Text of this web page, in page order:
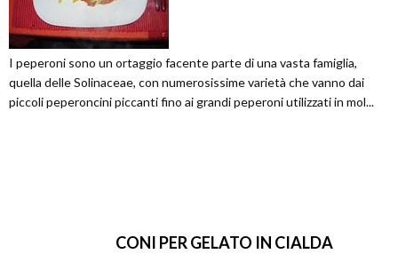
I peperoni sono un ortaggio facente parte di una vasta famiglia,
quella delle Solinaceae, con numerosissime varietà che vanno dai
piccoli peperoncini piccanti fino ai grandi peperoni utilizzati in mol...
CONI PER GELATO IN CIALDA